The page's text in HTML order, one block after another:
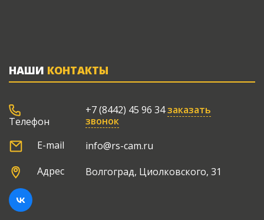
НАШИ КОНТАКТЫ
Телефон
+7 (8442) 45 96 34заказать
звонок
E-mail
info@rs-cam.ru
Адрес
Волгоград, Циолковского, 31